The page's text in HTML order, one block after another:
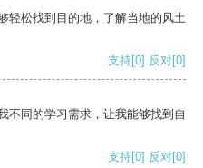
轻松找到目的地，了解当地的风土
支持[0] 反对[0]
不同的学习需求，让我能够找到自
支持[0] 反对[0]